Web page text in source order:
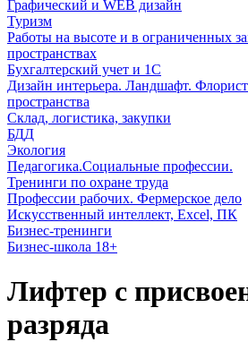
Графический и WEB дизайн
Туризм
Работы на высоте и в ограниченных
пространствах
Бухгалтерский учет и 1С
Дизайн интерьера. Ландшафт.
пространства
Склад, логистика, закупки
БДД
Экология
Педагогика.Социальные профессии.
Тренинги по охране труда
Профессии рабочих. Фермерское дело
Искусственный интеллект, Excel, ПК
Бизнес-тренинги
Бизнес-школа 18+
Лифтер с
разряда